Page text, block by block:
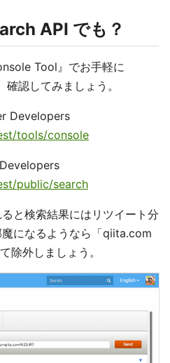
API でも？
Tool』でお手軽に
認してみましょう。
Developers
tools/console
public/search
と検索結果にはリツイート分
になるようなら「qiita.com
除外しましょう。